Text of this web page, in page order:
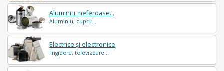
Aluminiu, neferoase...
Aluminiu, cupru...
Electrice și electronice
Frigidere, televizoare...